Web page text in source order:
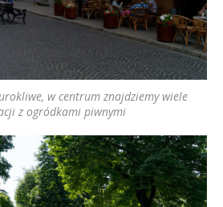
w centrum znajdziemy wiele
z ogródkami piwnymi